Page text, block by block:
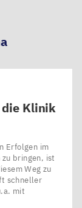
Klinik
Erfolgen im
bringen, ist
Weg zu
schneller
mit